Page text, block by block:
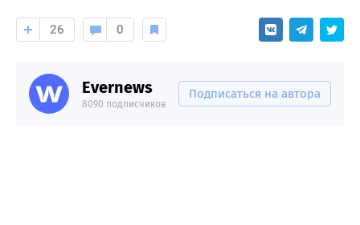
26 0
Evernews
8090 подписчиков
Подписаться на автора